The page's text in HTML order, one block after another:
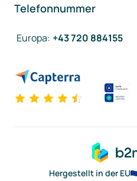
Telefonnummer
Europa: +43 720 884155
Hergestellt in der EU